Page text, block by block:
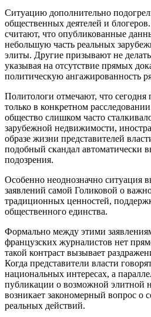
Ситуацию дополнительно
общественных деятелей и
считают, что опубликованные
небольшую часть реальных
элиты. Другие призывают не
указывая на отсутствие прямых
политическую ангажированность
Политологи отмечают, что сегодня
только в конкретном
общество слишком часто
зарубежной недвижимости,
образе жизни представителей
подобный скандал автоматически
подозрения.
Особенно неоднозначно ситуация
заявлений самой Голиковой о
традиционных ценностей,
общественного единства.
Формально между этими
французских журналистов нет
такой контраст вызывает
Когда представители власти
национальных интересах, а
публикации о возможной элитной
возникает закономерный вопрос о
реальных действий.